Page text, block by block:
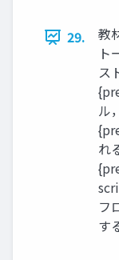
29.
教
ト
ス
ル
れ
フ
す